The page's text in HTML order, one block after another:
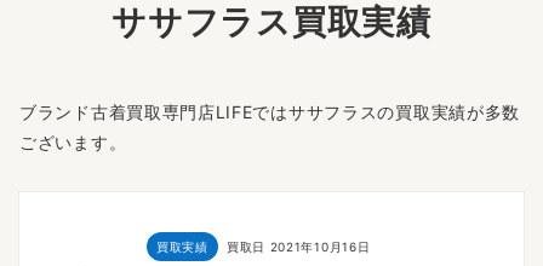
ササフラス買取実績
ブランド古着買取専門店LIFEではササフラスの買取実績が多数
ございます。
買取実績 買取日 2021年10月16日